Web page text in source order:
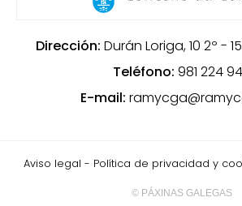
Dirección: Durán Loriga, 10 2º -
Teléfono: 981 224
E-mail:
Aviso legal - Política de privacidad y
© PÁXINAS GALEGAS